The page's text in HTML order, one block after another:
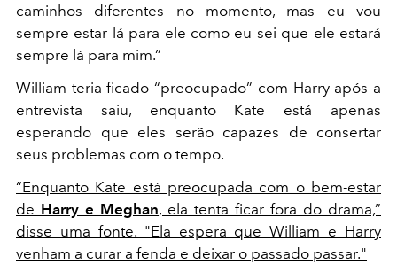
caminhos diferentes no momento, mas eu vou
sempre estar lá para ele como eu sei que ele estará
sempre lá para mim.”
William teria ficado “preocupado” com Harry após a
entrevista saiu, enquanto Kate está apenas
esperando que eles serão capazes de consertar
seus problemas com o tempo.
“Enquanto Kate está preocupada com o bem-estar
de Harry e Meghan, ela tenta ficar fora do drama,”
disse uma fonte. "Ela espera que William e Harry
venham a curar a fenda e deixar o passado passar."